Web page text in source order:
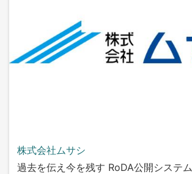
株式会社ムサシ
過去を伝え今を残す RoDA公開システム